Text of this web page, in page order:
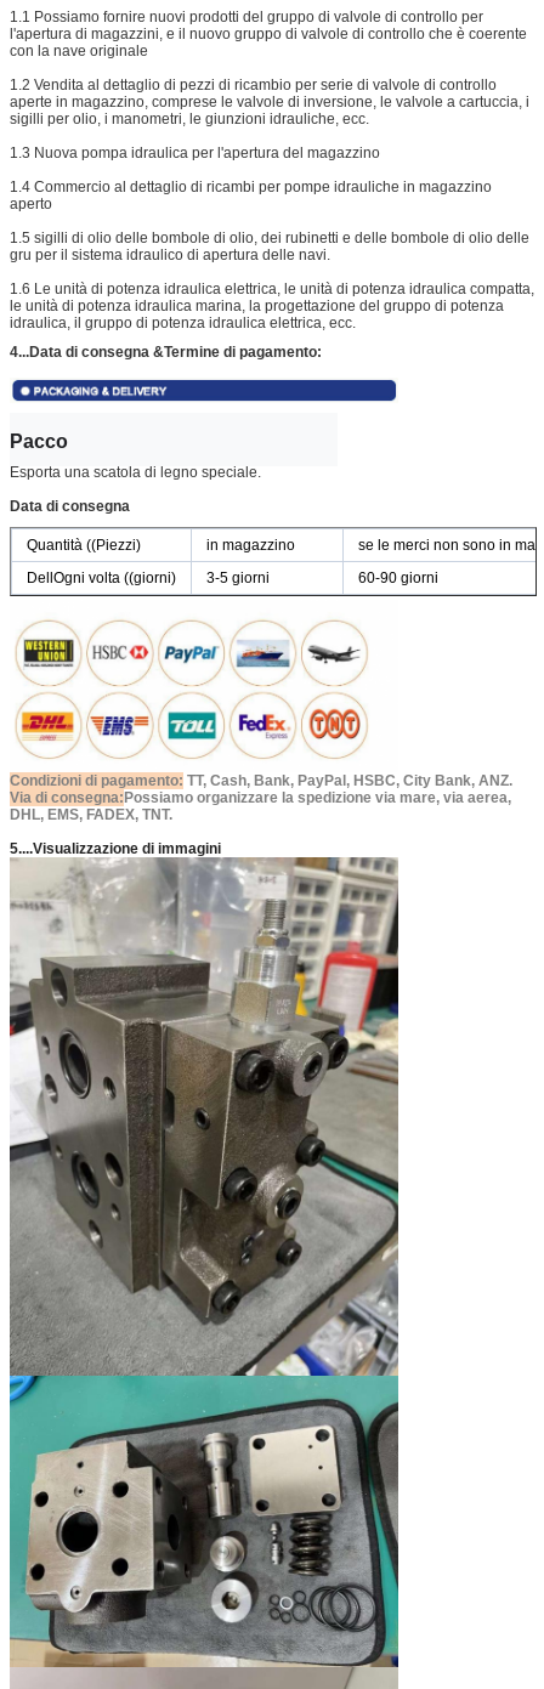
1.1 Possiamo fornire nuovi prodotti del gruppo di valvole di controllo per
l'apertura di magazzini, e il nuovo gruppo di valvole di controllo che è coerente
con la nave originale
1.2 Vendita al dettaglio di pezzi di ricambio per serie di valvole di controllo
aperte in magazzino, comprese le valvole di inversione, le valvole a cartuccia, i
sigilli per olio, i manometri, le giunzioni idrauliche, ecc.
1.3 Nuova pompa idraulica per l'apertura del magazzino
1.4 Commercio al dettaglio di ricambi per pompe idrauliche in magazzino
aperto
1.5 sigilli di olio delle bombole di olio, dei rubinetti e delle bombole di olio delle
gru per il sistema idraulico di apertura delle navi.
1.6 Le unità di potenza idraulica elettrica, le unità di potenza idraulica compatta,
le unità di potenza idraulica marina, la progettazione del gruppo di potenza
idraulica, il gruppo di potenza idraulica elettrica, ecc.
4...Data di consegna &Termine di pagamento:
Pacco
Esporta una scatola di legno speciale.
Data di consegna
Quantità ((Piezzi) in magazzino
se le merci non sono in
DellOgni volta ((giorni)
3-5 giorni 60-90 giorni
Condizioni di pagamento: TT, Cash, Bank, PayPal, HSBC, City Bank, ANZ.
Via di consegna: Possiamo organizzare la spedizione via mare, via aerea,
DHL, EMS, FADEX, TNT.
5....Visualizzazione di immagini